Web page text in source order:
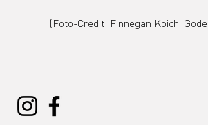
(Foto-Credit: Finnegan Koichi